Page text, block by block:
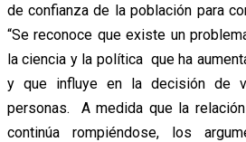
de confianza de la población para
“Se reconoce que existe un
la ciencia y la política que ha
y que influye en la decisión de
personas. A medida que la
continúa rompiéndose, los